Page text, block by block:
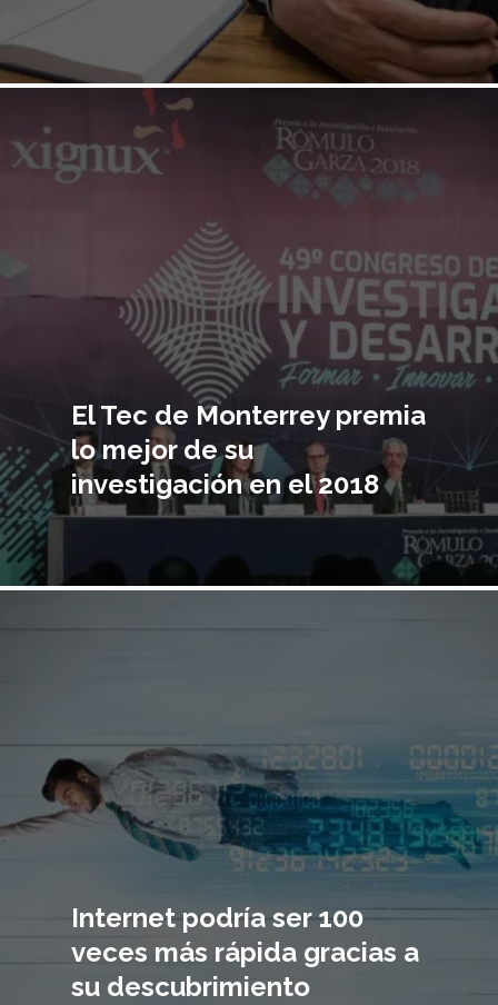
principal
El Tec de Monterrey premia
lo mejor de su
investigación en el 2018
Internet podría ser 100
veces más rápida gracias a
su descubrimiento